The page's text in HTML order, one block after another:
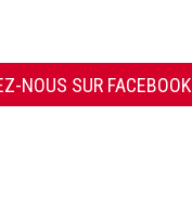
NOUS SUR FACEBOOK